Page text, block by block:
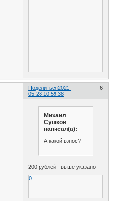
Поделиться 6
2021-
05-28 10:59:38
Михаил
Сушков
написал(а):
А какой взнос?
200 рублей - выше указано
0